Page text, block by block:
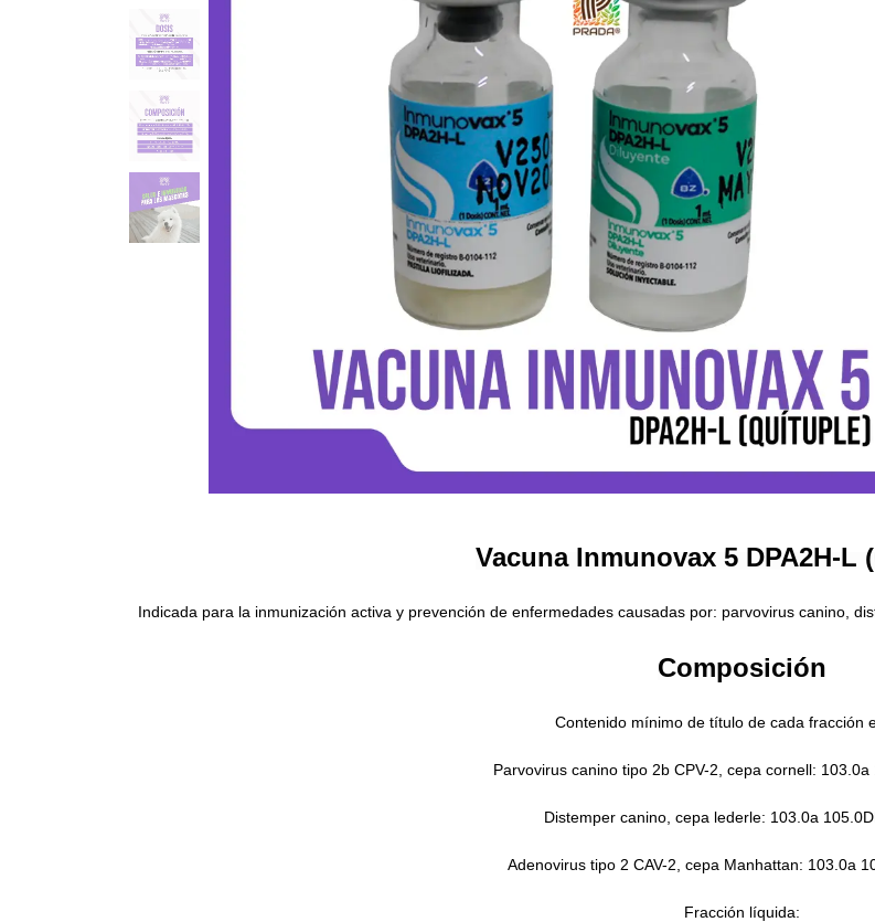
Vacuna Inmunovax 5 DPA2H-L
Indicada para la inmunización activa y prevención de enfermedades causadas por: parvovirus canino,
Composición
Contenido mínimo de título de cada fracción
Parvovirus canino tipo 2b CPV-2, cepa cornell:
Distemper canino, cepa lederle: 103.0a
Adenovirus tipo 2 CAV-2, cepa Manhattan: 103.0a
Fracción líquida: